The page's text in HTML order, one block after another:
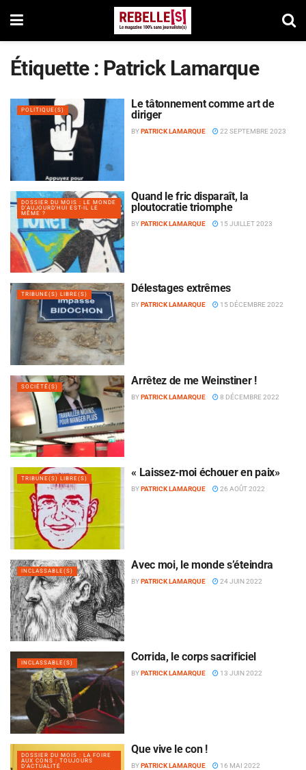
Étiquette : Patrick Lamarque
POLITIQUE(S)
Le tâtonnement comme art de
diriger
BYPATRICK LAMARQUE 22 SEPTEMBRE 2023
DOSSIER DU MOIS : LE MONDE
D'AUJOURD'HUI EST-IL LE
MÊME ?
Quand le fric disparaît, la
ploutocratie triomphe
BYPATRICK LAMARQUE 15 JUILLET 2023
TRIBUNE(S) LIBRE(S) Délestages extrêmes
BYPATRICK LAMARQUE 15 DÉCEMBRE 2022
SOCIÉTÉ(S) Arrêtez de me Weinstiner !
BYPATRICK LAMARQUE 8 DÉCEMBRE 2022
TRIBUNE(S) LIBRE(S) « Laissez-moi échouer en paix»
BYPATRICK LAMARQUE 26 AOÛT 2022
INCLASSABLE(S) Avec moi, le monde s’éteindra
BYPATRICK LAMARQUE 24 JUIN 2022
INCLASSABLE(S) Corrida, le corps sacrificiel
BYPATRICK LAMARQUE 13 JUIN 2022
DOSSIER DU MOIS : LA FOIRE
AUX CONS : TOUJOURS
D'ACTUALITÉ
Que vive le con !
BYPATRICK LAMARQUE 16 MAI 2022